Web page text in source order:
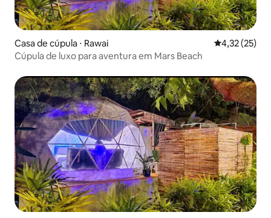
Casa de cúpula ⋅ Rawai 4,32 de uma
4,32 (25)
Cúpula de luxo para aventura em Mars Beach